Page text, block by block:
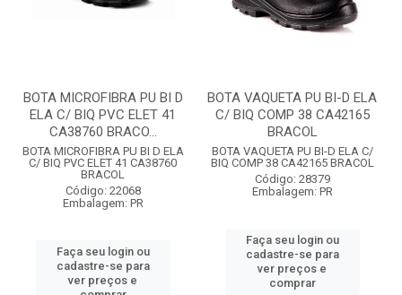
BOTA MICROFIBRA PU BI D
ELA C/ BIQ PVC ELET 41
CA38760 BRACO...
BOTA MICROFIBRA PU BI D ELA
C/ BIQ PVC ELET 41 CA38760
BRACOL
Código: 22068
Embalagem: PR
Faça seu login ou
cadastre-se para
ver preços e
BOTA VAQUETA PU BI-D ELA
C/ BIQ COMP 38 CA42165
BRACOL
BOTA VAQUETA PU BI-D ELA C/
BIQ COMP 38 CA42165 BRACOL
Código: 28379
Embalagem: PR
Faça seu login ou
cadastre-se para
ver preços e
comprar